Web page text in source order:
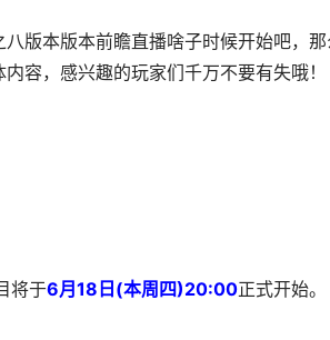
版本版本前瞻直播啥子时候开始吧，那
容，感兴趣的玩家们千万不要有失哦！
将于6月18日(本周四)20:00正式开始。